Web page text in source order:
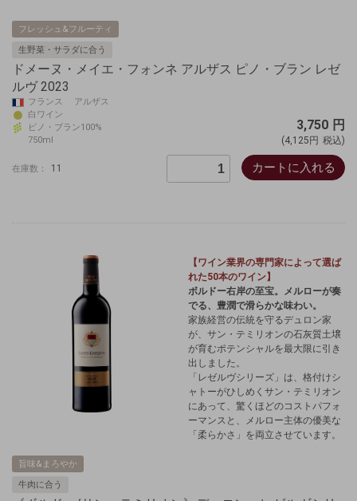
フレッシュ&フルーティ
生野菜・サラダに合う
ドメーヌ・メイエ・フォンネ アルザス ピノ・ブラン レゼ
ルヴ 2023
フランス アルザス
白ワイン
ピノ・ブラン100%
750ml
3,750 円
(4,125円 税込)
在庫数： 11 カートに入れる
【ワイン業界の専門家によって選ば
れた50本のワイン】
ボルドー右岸の至宝。メルローが奏
でる、豊潤で滑らかな味わい。
家族経営の伝統を守るデュロン家
が、サン・テミリオンの石灰質土壌
が育むポテンシャルを最大限に引き
出しました。
「レゼルヴシリーズ」は、格付けシ
ャトーがひしめくサン・テミリオン
にあって、驚くほどのコストパフォ
ーマンスと、メルロー主体の優美な
「柔らかさ」を両立させています。
旨味&まろやか
牛肉に合う